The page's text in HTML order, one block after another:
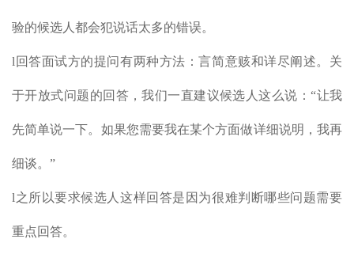
验的候选人都会犯说话太多的错误。
l回答面试方的提问有两种方法：言简意赅和详尽阐述。关
于开放式问题的回答，我们一直建议候选人这么说：“让我
先简单说一下。如果您需要我在某个方面做详细说明，我再
细谈。”
l之所以要求候选人这样回答是因为很难判断哪些问题需要
重点回答。